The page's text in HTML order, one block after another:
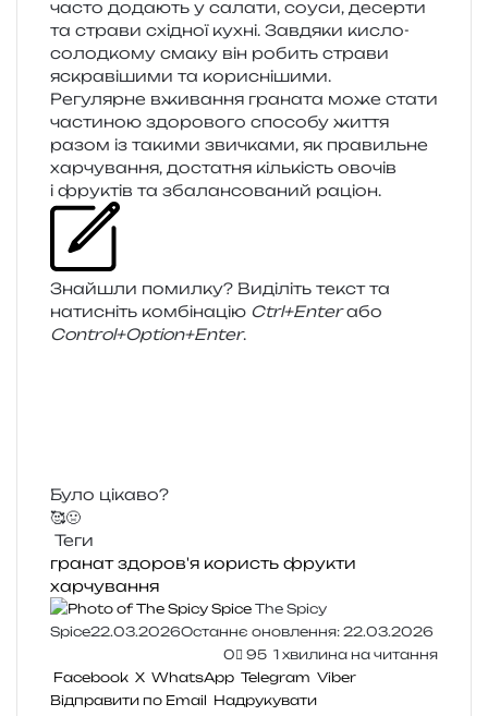
часто дода­ють у сала­ти, соуси, десер­ти
та стра­ви схі­дної кухні. Завдяки кисло-
солод­ко­му смаку він робить стра­ви
яскра­ві­ши­ми та кориснішими.
Регулярне вжи­ва­н­ня гра­на­та може стати
части­ною здо­ро­во­го спосо­бу життя
разом із таки­ми зви­чка­ми, як пра­виль­не
хар­чу­ва­н­ня, доста­тня кіль­кість ово­чів
і фру­ктів та зба­лан­со­ва­ний раціон.
Знайшли помил­ку? Виділіть текст та
нати­сніть ком­бі­на­цію Ctrl+Enterабо
Control+Option+Enter.
Було цікаво?
🥰🤢
Теги
гранат здоров'я користь фрукти
харчування
The Spicy
Spice22.03.2026Останнє оновлення: 22.03.2026
0
95 1 хвилина на читання
Facebook X WhatsApp Telegram Viber
Відправити по Email Надрукувати